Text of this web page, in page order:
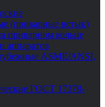
(приварные встык)
приварном кольце
аппаратов
ASME/ANSI,
ГОСТ 17378-